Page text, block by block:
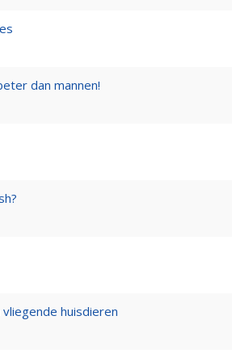
dan mannen!
huisdieren